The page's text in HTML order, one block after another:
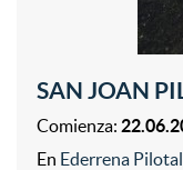
SAN JOAN
Comienza:
En Ederrena